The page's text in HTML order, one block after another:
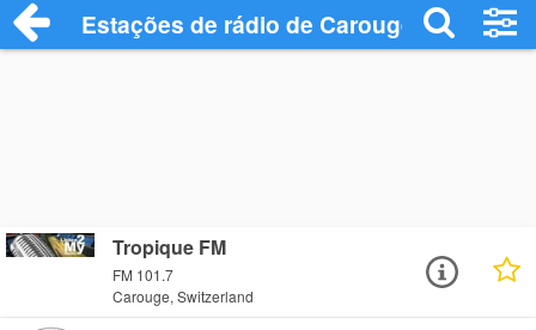
Estações de rádio de Carouge - Ouça
Tropique FM
FM 101.7
Carouge, Switzerland